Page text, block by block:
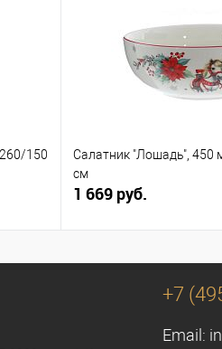
150
Салатник "Лошадь", 450
см
1 669 руб.
+7
Email: